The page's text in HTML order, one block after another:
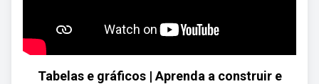
Tabelas e gráficos | Aprenda a construir e